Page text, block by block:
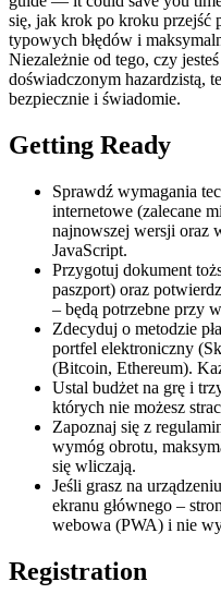
się, jak krok po kroku przejść
typowych błędów i
Niezależnie od tego, czy
doświadczonym hazardzistą,
bezpiecznie i świadomie.
Getting Ready
Sprawdź wymagania
internetowe (zalecane
najnowszej wersji oraz
JavaScript.
Przygotuj dokument
paszport) oraz
– będą potrzebne przy
Zdecyduj o metodzie
portfel elektroniczny
(Bitcoin, Ethereum).
Ustal budżet na grę i
których nie możesz
Zapoznaj się z
wymóg obrotu,
się wliczają.
Jeśli grasz na
ekranu głównego –
webowa (PWA) i nie
Registration